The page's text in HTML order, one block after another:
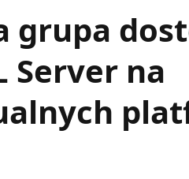
grupa
Server na